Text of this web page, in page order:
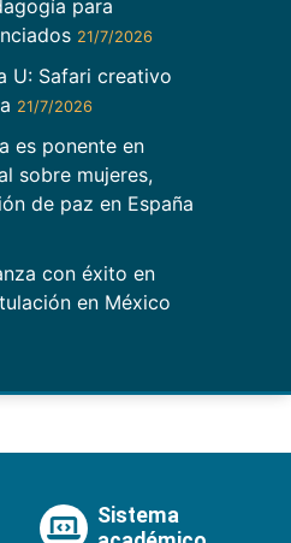
para
21/7/2026
U: Safari creativo
21/7/2026
es ponente en
sobre mujeres,
de paz en España
con éxito en
en México
Sistema